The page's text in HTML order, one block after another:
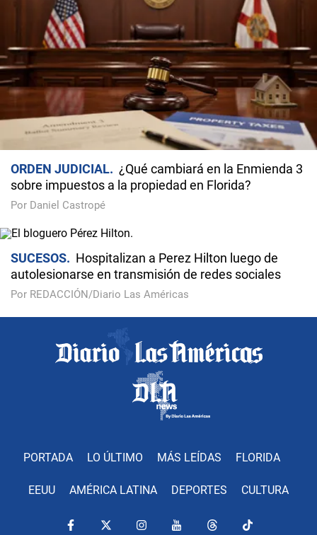
ORDEN JUDICIAL
¿Qué cambiará en la Enmienda 3
sobre impuestos a la propiedad en Florida?
Por Daniel Castropé
SUCESOS
Hospitalizan a Perez Hilton luego de
autolesionarse en transmisión de redes sociales
Por REDACCIÓN/Diario Las Américas
PORTADA LO ÚLTIMO MÁS LEÍDAS FLORIDA
EEUU AMÉRICA LATINA DEPORTES CULTURA